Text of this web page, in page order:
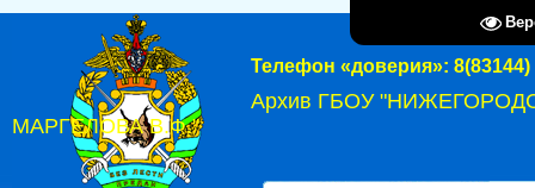
Телефон «доверия»: 8(83144)
Архив ГБОУ
МАРГЕЛОВА В.Ф."